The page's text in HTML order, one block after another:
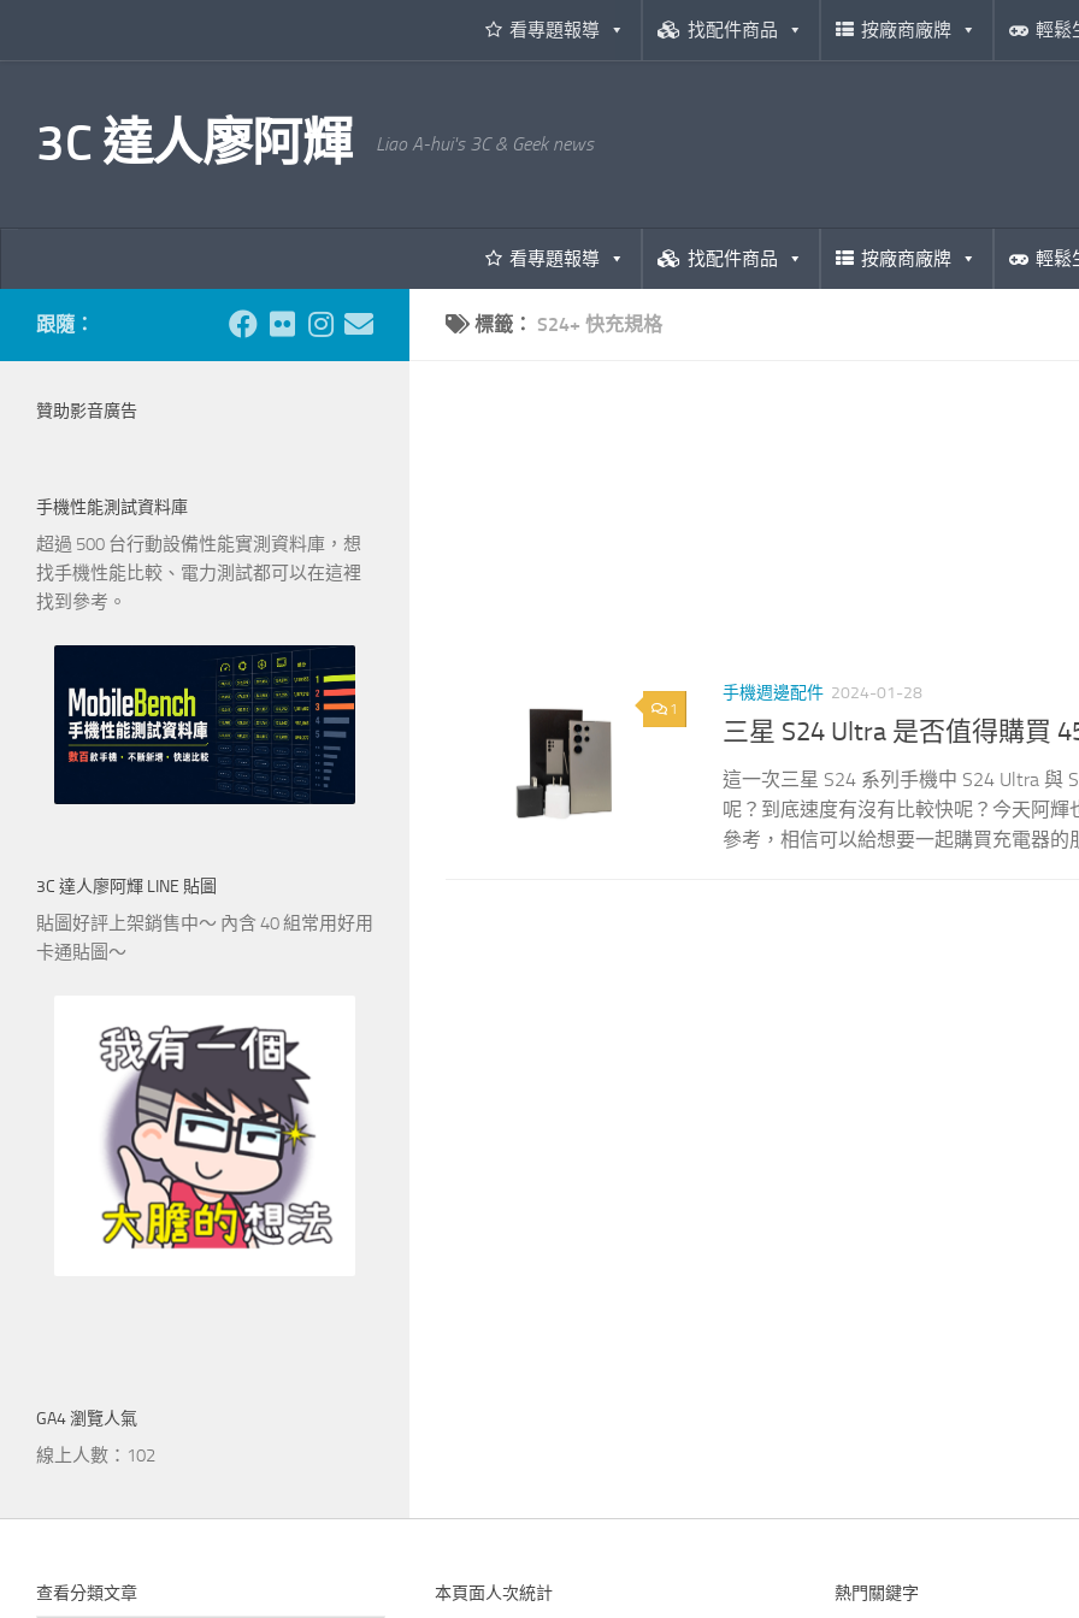
看專題報導 找配件商品 按廠商廠牌 輕鬆
3C 達人廖阿輝 Liao A-hui's 3C & Geek news
看專題報導 找配件商品 按廠商廠牌 輕鬆
標籤： S24+ 快充規格
1
手機週邊配件 2024-01-28
三星 S24 Ultra 是否值得購買
這一次三星 S24 系列手機中 S24 Ultra 與
呢？到底速度有沒有比較快呢？今天阿輝
參考，相信可以給想要一起購買充電器的
跟隨：
贊助影音廣告
手機性能測試資料庫
超過 500 台行動設備性能實測資料庫，想
找手機性能比較、電力測試都可以在這裡
找到參考。
3C 達人廖阿輝 LINE 貼圖
貼圖好評上架銷售中～ 內含 40 組常用好用
卡通貼圖～
GA4 瀏覽人氣
線上人數：102
查看分類文章 本頁面人次統計 熱門關鍵字